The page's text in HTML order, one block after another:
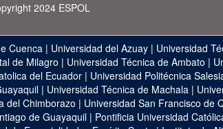
2024 ESPOL
Cuenca | Universidad del Azuay | Universidad
de Milagro | Universidad Técnica de Ambato |
del Ecuador| Universidad Politécnica
| Universidad Técnica de Machala |
del Chimborazo | Universidad San Francisco de
de Guayaquil | Pontificia Universidad